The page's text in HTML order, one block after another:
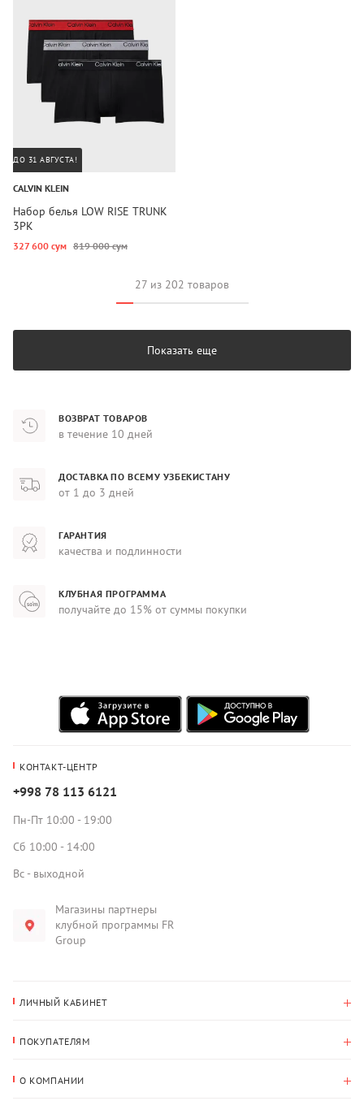
ДО 31 АВГУСТА!
CALVIN KLEIN
Набор белья LOW RISE TRUNK
3PK
327 600 сум 819 000 сум
27 из 202 товаров
Показать еще
ВОЗВРАТ ТОВАРОВ
в течение 10 дней
ДОСТАВКА ПО ВСЕМУ УЗБЕКИСТАНУ
от 1 до 3 дней
ГАРАНТИЯ
качества и подлинности
КЛУБНАЯ ПРОГРАММА
получайте до 15% от суммы покупки
КОНТАКТ-ЦЕНТР
+998 78 113 6121
Пн-Пт 10:00 - 19:00
Сб 10:00 - 14:00
Вс - выходной
Магазины партнеры
клубной программы FR
Group
ЛИЧНЫЙ КАБИНЕТ
Адрес для доставки
ПОКУПАТЕЛЯМ
О КОМПАНИИ